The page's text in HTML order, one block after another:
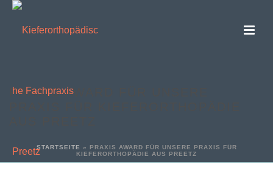
PRAXIS AWARD FÜR UNSERE
STARTSEITE » PRAXIS AWARD FÜR UNSERE PRAXIS FÜR
KIEFERORTHOPÄDIE AUS PREETZ